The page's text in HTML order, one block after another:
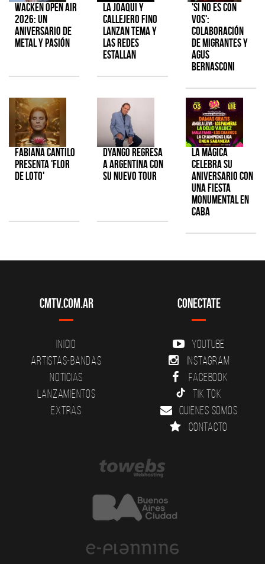
Wacken Open Air
2026: Un
aniversario de
metal y pasión
La Joaqui y
Callejero Fino
lanzan tema y
las redes
estallan
'Si No Es Con
Vos':
colaboración
de Migrantes y
Agus
Bernasconi
Fabiana Cantilo
presenta 'Flor
de Loto'
Dyango regresa
a Argentina con
su nuevo tour
La Mágica
celebra su
aniversario con
una fiesta
monumental en
CABA
CMTV.com.ar
Inicio
Artistas-Bandas
Noticias
Lanzamientos
Extras
Conectate
YouTube
Instagram
Facebook
Tik Tok
Quienes somos
Contacto